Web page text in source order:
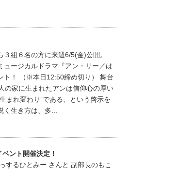
組６名の方に来週6/5(金)公開。
ュージカルドラマ『アン・リー／は
ト！ （※本日12:50締め切り） 舞台
の家に生まれたアンは信仰心の厚い
まれ変わり”である、という啓示を
生き方は、多...
ント開催決定！
するひとみー さんと 副部長のもこ